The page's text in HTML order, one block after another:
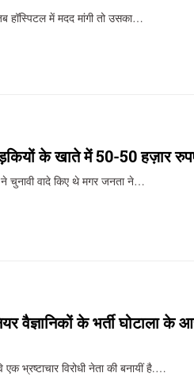
हॉस्पिटल में मदद मांगी तो उसका…
के खाते में 50-50 हज़ार
ने चुनावी वादे किए थे मगर जनता ने…
के भर्ती घोटाला के
भ्रष्टाचार विरोधी नेता की बनायीं है.…